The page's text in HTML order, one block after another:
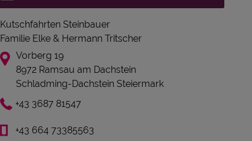
Kutschfahrten Steinbauer
Familie Elke & Hermann Tritscher
Vorberg 19
8972 Ramsau am Dachstein
Schladming-Dachstein Steiermark
+43 3687 81547
+43 664 73385563